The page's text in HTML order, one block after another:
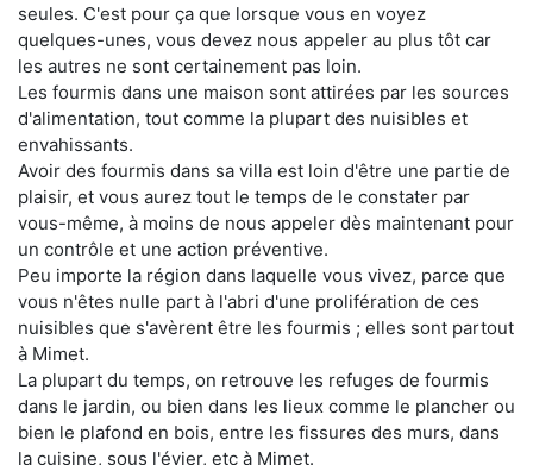
seules. C'est pour ça que lorsque vous en voyez
quelques-unes, vous devez nous appeler au plus tôt car
les autres ne sont certainement pas loin.
Les fourmis dans une maison sont attirées par les sources
d'alimentation, tout comme la plupart des nuisibles et
envahissants.
Avoir des fourmis dans sa villa est loin d'être une partie de
plaisir, et vous aurez tout le temps de le constater par
vous-même, à moins de nous appeler dès maintenant pour
un contrôle et une action préventive.
Peu importe la région dans laquelle vous vivez, parce que
vous n'êtes nulle part à l'abri d'une prolifération de ces
nuisibles que s'avèrent être les fourmis ; elles sont partout
à Mimet.
La plupart du temps, on retrouve les refuges de fourmis
dans le jardin, ou bien dans les lieux comme le plancher ou
bien le plafond en bois, entre les fissures des murs, dans
la cuisine, sous l'évier, etc à Mimet.